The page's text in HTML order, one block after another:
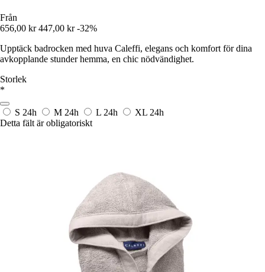
Från
656,00 kr 447,00 kr -32%
Upptäck badrocken med huva Caleffi, elegans och komfort för dina
avkopplande stunder hemma, en chic nödvändighet.
Storlek
*
S 24h M 24h L 24h XL 24h
Detta fält är obligatoriskt